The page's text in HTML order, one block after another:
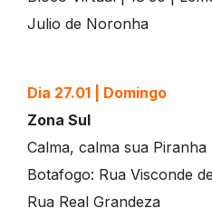
Julio de Noronha
Dia 27.01
Domingo
Zona Sul
Calma, calma sua Piranha |
Botafogo: Rua Visconde
Rua Real Grandeza